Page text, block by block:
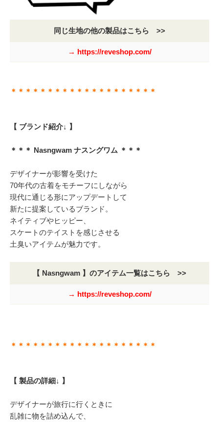
同じ生地の他の製品はこちら >>
→ https://reveshop.com/
＊＊＊＊＊＊＊＊＊＊＊＊＊＊＊＊＊＊＊＊
【 ブランド紹介↓ 】
＊＊＊ Nasngwam ナスングワム ＊＊＊
デザイナーが影響を受けた
70年代の古着をモチーフにしながら
現代に通じる形にアップデートして
新たに提案しているブランド。
ネイティブやヒッピー、
スケートのテイストを感じさせる
土臭いアイテムが魅力です。
【 Nasngwam 】のアイテム一覧はこちら >>
→ https://reveshop.com/
＊＊＊＊＊＊＊＊＊＊＊＊＊＊＊＊＊＊＊＊
【 製品の詳細↓ 】
デザイナーが旅行に行くときに
乱雑に物を詰め込んで、